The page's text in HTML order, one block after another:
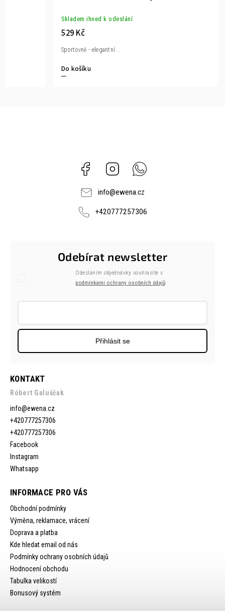
Skladem ihned k odeslání
529 Kč
Do košíku
Sportovně - elegantní...
Facebook Instagram
info@ewena.cz
+420777257306
KONTAKT
Róbert Galuščak
info@ewena.cz
+420777257306
+420777257306
Facebook
Instagram
Whatsapp
INFORMACE PRO VÁS
Obchodní podmínky
Výměna, reklamace, vrácení
Doprava a platba
Kde hledat email od nás
Podmínky ochrany osobních údajů
Hodnocení obchodu
Tabulka velikostí
Bonusový systém
Odebírat newsletter
Odesláním objednávky souhlasíte s
podmínkami ochrany osobních údajů
Přihlásit se